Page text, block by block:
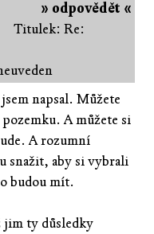
» odpovědět «
Titulek: Re:
napsal. Můžete
A můžete si
A rozumní
snažit, aby si vybrali
budou mít.
jim ty důsledky